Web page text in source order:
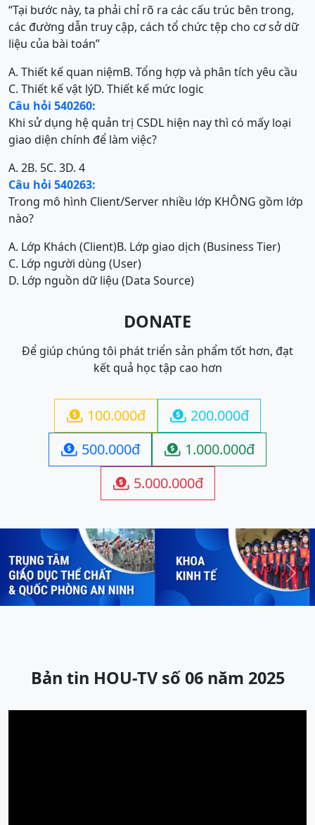
“Tại bước này, ta phải chỉ rõ ra các cấu trúc bên trong,
các đường dẫn truy cập, cách tổ chức tệp cho cơ sở dữ
liệu của bài toán”
A. Thiết kế quan niệmB. Tổng hợp và phân tích yêu cầu
C. Thiết kế vật lýD. Thiết kế mức logic
Câu hỏi 540260:
Khi sử dụng hệ quản trị CSDL hiện nay thì có mấy loại
giao diện chính để làm việc?
A. 2B. 5C. 3D. 4
Câu hỏi 540263:
Trong mô hình Client/Server nhiều lớp KHÔNG gồm lớp
nào?
A. Lớp Khách (Client)B. Lớp giao dịch (Business Tier)
C. Lớp người dùng (User)
D. Lớp nguồn dữ liệu (Data Source)
DONATE
Để giúp chúng tôi phát triển sản phẩm tốt hơn, đạt
kết quả học tập cao hơn
 100.000đ  200.000đ
 500.000đ  1.000.000đ
 5.000.000đ
Previous Next
Bản tin HOU-TV số 06 năm 2025